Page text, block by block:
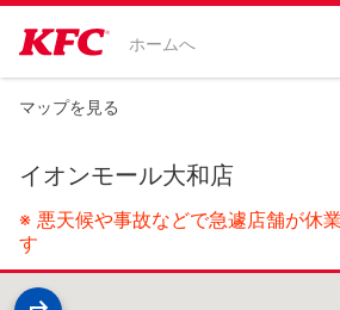
ホームへ
マップを見る
イオンモール大和店
※ 悪天候や事故などで急遽店舗が休
す